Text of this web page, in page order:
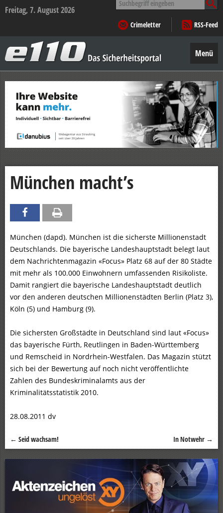
Freitag, 7. August 2026
nach:
Crimeletter
RSS-Feed
–
Das
Sicherheitsportal
Menü
Zum
Inhalt
springen
München macht’s
München (dapd). München ist die sicherste Millionenstadt
Deutschlands. Die bayerische Landeshauptstadt belegt laut
dem Nachrichtenmagazin «Focus» Platz 68 auf der 80 Städte
mit mehr als 100.000 Einwohnern umfassenden Risikoliste.
Damit rangiert die bayerische Landeshauptstadt deutlich
vor den anderen deutschen Millionenstädten Berlin (Platz 3),
Köln (5) und Hamburg (9).
Die sichersten Großstädte in Deutschland sind laut «Focus»
das bayerische Fürth, Reutlingen in Baden-Württemberg
und Remscheid in Nordrhein-Westfalen. Das Magazin stützt
sich bei der Bewertung auf noch nicht veröffentlichte
Zahlen des Bundeskriminalamts aus der
Kriminalitätsstatistik 2010.
28.08.2011 dv
Beitragsnavigation
← Seid wachsam! In Notwehr →